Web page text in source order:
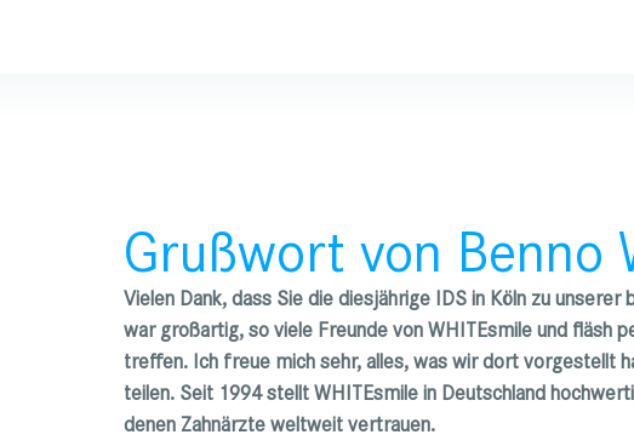
Grußwort von Benno
Vielen Dank, dass Sie die diesjährige IDS in Köln zu
war großartig, so viele Freunde von WHITEsmile und fläsh
treffen. Ich freue mich sehr, alles, was wir dort vorgestellt
teilen. Seit 1994 stellt WHITEsmile in Deutschland
denen Zahnärzte weltweit vertrauen.